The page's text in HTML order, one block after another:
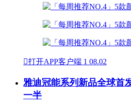
打开APP客户端 1 08.02
雅迪冠能系列新品全球首
一半